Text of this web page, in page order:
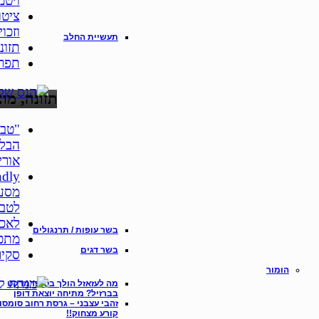
תעשיית החלב
בשר עופות / תרנגולים
בשר דגים
הומור
מה לעזאזל הולך בסופרמרקט
בברזיל? מתיחה יוצאת דופן
זהבי עצבני – גרסת רחוב
קורע מצחוק!!
תזונה,